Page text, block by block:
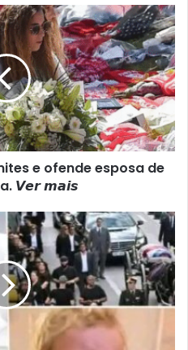
e ofende esposa de
𝙑𝙚𝙧 𝙢𝙖𝙞𝙨